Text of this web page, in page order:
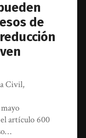
de
Civil,
artículo 600